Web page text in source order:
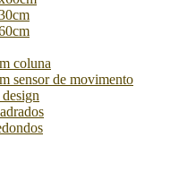
coluna
sensor de movimento